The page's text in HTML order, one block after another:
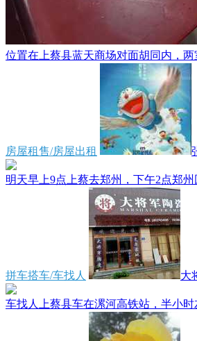
位置在上蔡县蓝天商场对面胡同内，
房屋租售/房屋出租
明天早上9点上蔡去郑州，下午2点郑
拼车搭车/车找人 大
车找人上蔡县车在漯河高铁站，半小